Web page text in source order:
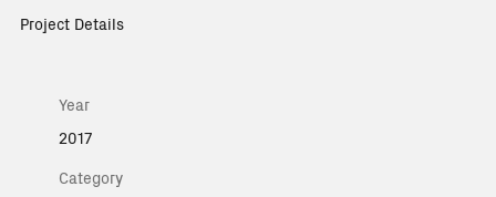
Project Details
Year
2017
Category